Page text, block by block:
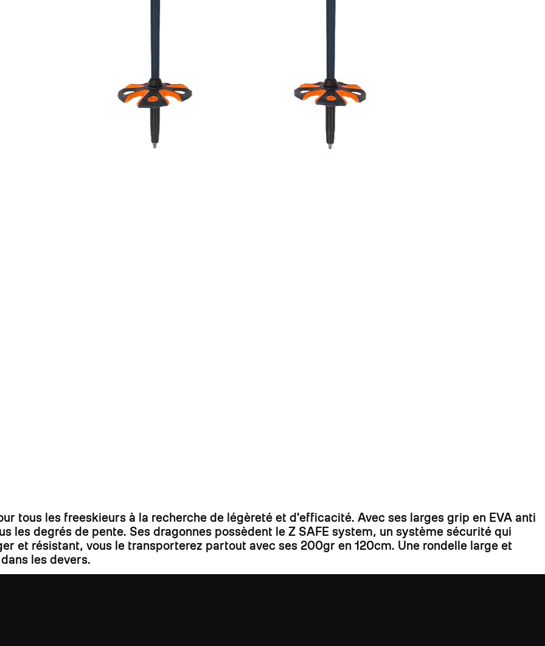
tous les freeskieurs à la recherche de légèreté et d'efficacité. Avec ses larges grip en EVA anti
les degrés de pente. Ses dragonnes possèdent le Z SAFE system, un système sécurité qui
et résistant, vous le transporterez partout avec ses 200gr en 120cm. Une rondelle large et
les devers.